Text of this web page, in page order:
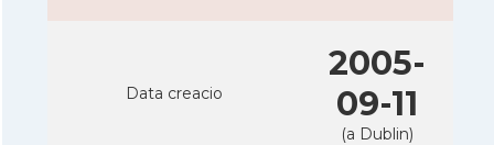
Data creacio
2005-
09-11
(a Dublin)